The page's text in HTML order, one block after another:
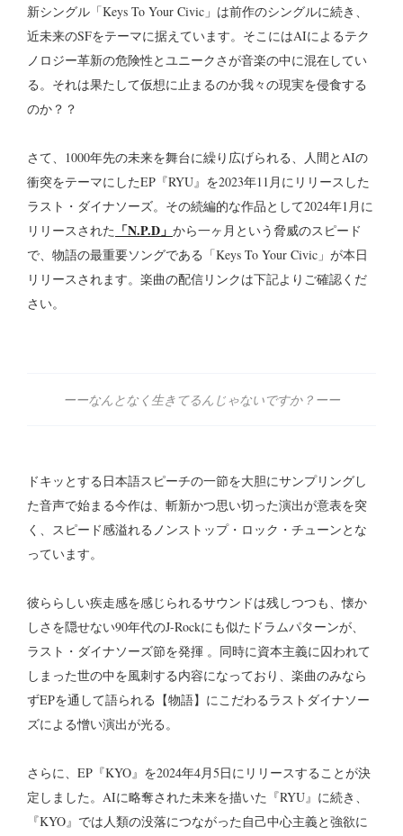
新シングル「Keys To Your Civic」は前作のシングルに続き、
近未来のSFをテーマに据えています。そこにはAIによるテク
ノロジー革新の危険性とユニークさが音楽の中に混在してい
る。それは果たして仮想に止まるのか我々の現実を侵食する
のか？？
さて、1000年先の未来を舞台に繰り広げられる、人間とAIの
衝突をテーマにしたEP『RYU』を2023年11月にリリースした
ラスト・ダイナソーズ。その続編的な作品として2024年1月に
リリースされた 「N.P.D」 から一ヶ月という脅威のスピード
で、物語の最重要ソングである「Keys To Your Civic」が本日
リリースされます。楽曲の配信リンクは下記よりご確認くだ
さい。
ーーなんとなく生きてるんじゃないですか？ーー
ドキッとする日本語スピーチの一節を大胆にサンプリングし
た音声で始まる今作は、斬新かつ思い切った演出が意表を突
く、スピード感溢れるノンストップ・ロック・チューンとな
っています。
彼ららしい疾走感を感じられるサウンドは残しつつも、懐か
しさを隠せない90年代のJ-Rockにも似たドラムパターンが、
ラスト・ダイナソーズ節を発揮 。同時に資本主義に囚われて
しまった世の中を風刺する内容になっており、楽曲のみなら
ずEPを通して語られる【物語】にこだわるラストダイナソー
ズによる憎い演出が光る。
さらに、EP『KYO』を2024年4月5日にリリースすることが決
定しました。AIに略奪された未来を描いた『RYU』に続き、
『KYO』では人類の没落につながった自己中心主義と強欲に